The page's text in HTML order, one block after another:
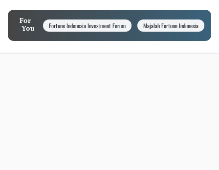
For
You
Fortune Indonesia Investment Forum Majalah Fortune Indonesia